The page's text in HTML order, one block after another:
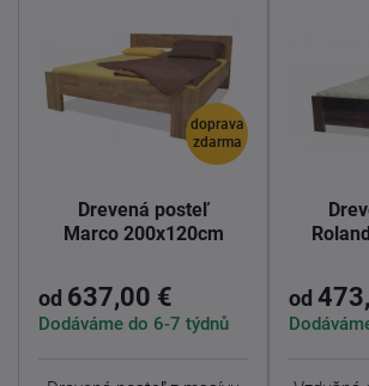
doprava
zdarma
Drevená posteľ
Marco 200x120cm
od 637,00 €
Dodáváme do 6-7 týdnů
od